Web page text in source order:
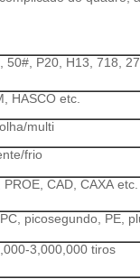
50#, P20, H13, 718,
HASCO etc.
multi
frio
PROE, CAD, CAXA etc.
PC, picosegundo, PE,
3,000,000 tiros